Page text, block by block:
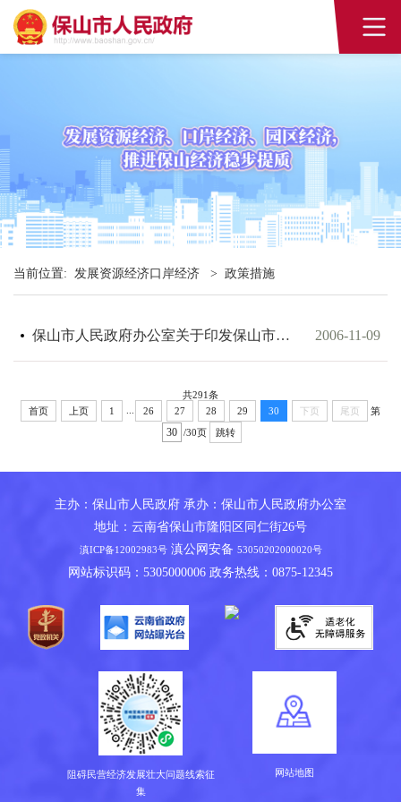
当前位置: 发展资源经济口岸经济 > 政策措施
保山市人民政府办公室关于印发保山市企业创新中心认定管理办法的通知 2006-11-09
共291条
首页
上页 1 26 27 28 29 30 下页 尾页
第
/30页
跳转
主办：保山市人民政府 承办：保山市人民政府办公室
地址：云南省保山市隆阳区同仁街26号
滇ICP备12002983号滇公网安备 53050202000020号
网站标识码：5305000006 政务热线：0875-12345
阻碍民营经济发展壮大问题线索征
集
网站地图